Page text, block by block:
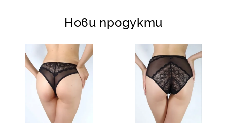
Нови продукти